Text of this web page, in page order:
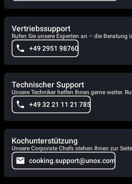
Vertriebssupport
Rufen Sie unsere Experten an – die Beratung
+49 2951 98760
Technischer Support
Unsere Techniker helfen Ihnen gerne weiter.
+49 32 21 11 21 785
Kochunterstützung
Unsere Corporate Chefs stehen Ihnen zur
cooking.support@unox.com